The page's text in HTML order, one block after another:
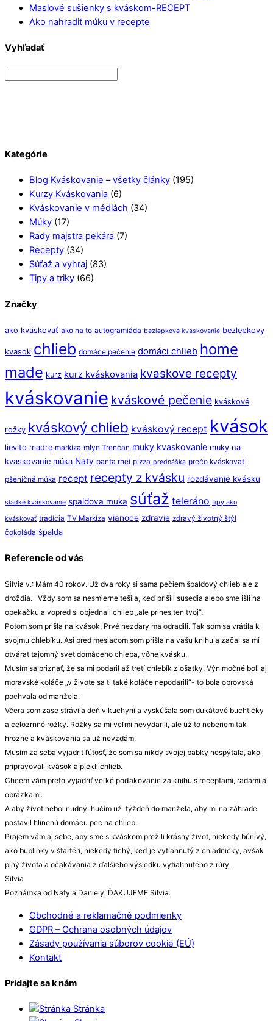
Maslové sušienky s kváskom-RECEPT
Ako nahradiť múku v recepte
Vyhľadať
Kategórie
Blog Kváskovanie – všetky články (195)
Kurzy Kváskovania (6)
Kváskovanie v médiách (34)
Múky (17)
Rady majstra pekára (7)
Recepty (34)
Súťaž a vyhraj (83)
Tipy a triky (66)
Značky
ako kváskovať ako na to autogramiáda bezlepkove kvaskovanie bezlepkovy
kvasok chlieb domáce pečenie domáci chlieb home
made kurz kurz kváskovania kvaskove recepty
kváskovanie kváskové pečenie kváskové
rožky kváskový chlieb kváskový recept kvások
lievito madre markíza mlyn Trenčan muky kvaskovanie muky na
kvaskovanie múka Naty panta rhei pizza prednáška prečo kváskovať
pšeničná múka recept recepty z kvásku rozdávanie kvásku
sladké kváskovanie spaldova muka súťaž teleráno tipy ako
kváskovať tradícia TV Markíza vianoce zdravie zdravý životný štýl
čokoláda špalda
Referencie od vás
Silvia v.: Mám 40 rokov. Už dva roky si sama pečiem špaldový chlieb ale z
droždia. Vždy som sa nesmierne tešila, keď prišili susedia alebo sme išli na
opekačku a vopred si objednali chlieb „ale prines ten tvoj“.
Potom som prišla na kvások. Prvé nezdary ma odradili. Tak som sa vrátila k
svojmu chlebíku. Asi pred mesiacom som prišla na vašu knihu a začal sa mi
otvárať tajomný svet domáceho chleba, vône kvásku.
Musím sa priznať, že sa mi podaril až tretí chlebík z ošatky. Výnimočné boli aj
moravské koláče „v živote sa ti také koláče nepodarili“- to bola obrovská
pochvala od manžela.
Včera som zase strávila deň v kuchyni a vyskúšala som dukátové buchtičky
a celozrnné rožky. Rožky sa mi veľmi nevydarili, ale už to neberiem tak
hrozne a kváskovania sa už nevzdám.
Musím za seba vyjadriť ľútosť, že som sa nikdy svojej babky nespýtala, ako
pripravovali kvások a piekli chlieb.
Chcem vám preto vyjadriť veľké poďakovanie za knihu s receptami, radami a
obrázkami.
A aby život nebol nudný, hučím už týždeň do manžela, aby mi na záhrade
postavil hlinenú domácu pec na chlieb.
Prajem vám aj sebe, aby sme s kváskom prežili krásny život, niekedy búrlivý,
ako bublinky v štartéri, niekedy tichý, keď je vytiahnutý z chladničky, avšak
plný života a očakávania z ďalšieho výsledku vytiahnutého z rúry.
Silvia
Poznámka od Naty a Daniely: ĎAKUJEME Silvia.
Obchodné a reklamačné podmienky
GDPR – Ochrana osobných údajov
Zásady používania súborov cookie (EÚ)
Kontakt
Pridajte sa k nám
Stránka